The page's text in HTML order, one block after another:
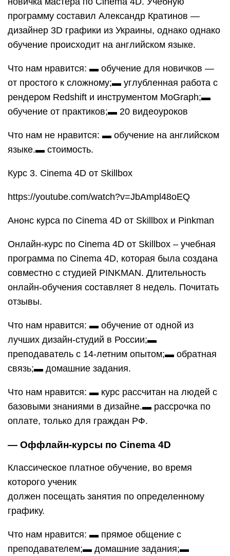
программу составил Александр Кратинов —
дизайнер 3D графики из Украины, однако однако
обучение происходит на английском языке.
Что нам нравится: ▬ обучение для новичков —
от простого к сложному;▬ углубленная работа с
рендером Redshift и инструментом MoGraph;▬
обучение от практиков;▬ 20 видеоуроков
Что нам не нравится: ▬ обучение на английском
языке.▬ стоимость.
Курс 3. Cinema 4D от Skillbox
https://youtube.com/watch?v=JbAmpl48oEQ
Анонс курса по Cinema 4D от Skillbox и Pinkman
Онлайн-курс по Cinema 4D от Skillbox – учебная
программа по Cinema 4D, которая была создана
совместно с студией PINKMAN. Длительность
онлайн-обучения составляет 8 недель. Почитать
отзывы.
Что нам нравится: ▬ обучение от одной из
лучших дизайн-студий в России;▬
преподаватель с 14-летним опытом;▬ обратная
связь;▬ домашние задания.
Что нам нравится: ▬ курс рассчитан на людей с
базовыми знаниями в дизайне.▬ рассрочка по
оплате, только для граждан РФ.
— Оффлайн-курсы по Cinema 4D
Классическое платное обучение, во время
которого ученик
должен посещать занятия по определенному
графику.
Что нам нравится: ▬ прямое общение с
преподавателем;▬ домашние задания;▬